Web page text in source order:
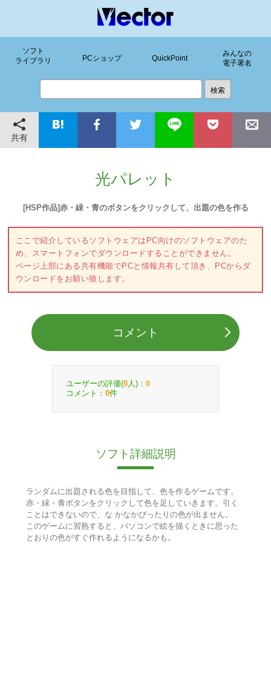
ソフト
ライブラリ
PCショップ QuickPoint
みんなの
電子署名
共有
光パレット
[HSP作品]赤・緑・青のボタンをクリックして、出題の色を作る
ここで紹介しているソフトウェアはPC向けのソフトウェアのた
め、スマートフォンでダウンロードすることができません。
ページ上部にある共有機能でPCと情報共有して頂き、PCからダ
ウンロードをお願い致します。
コメント
ユーザーの評価(0 人)： 0
コメント： 0件
ソフト詳細説明
ランダムに出題される色を目指して、色を作るゲームです。
赤・緑・青ボタンをクリックして色を足していきます。引く
ことはできないので、な かなかぴったりの色が出ません。
このゲームに習熟すると、パソコンで絵を描くときに思った
とおりの色がすぐ作れるようになるかも。